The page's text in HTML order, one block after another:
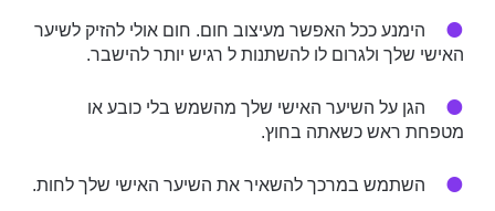
הימנע ככל האפשר מעיצוב חום. חום אולי להזיק לשיער
האישי שלך ולגרום לו להשתנות ל רגיש יותר להישבר.
הגן על השיער האישי שלך מהשמש בלי כובע או
מטפחת ראש כשאתה בחוץ.
השתמש במרכך להשאיר את השיער האישי שלך לחות.